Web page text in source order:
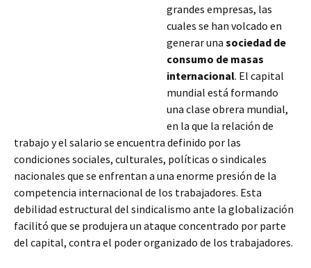
grandes empresas, las
cuales se han volcado en
generar una sociedad de
consumo de masas
internacional. El capital
mundial está formando
una clase obrera mundial,
en la que la relación de
trabajo y el salario se encuentra definido por las
condiciones sociales, culturales, políticas o sindicales
nacionales que se enfrentan a una enorme presión de la
competencia internacional de los trabajadores. Esta
debilidad estructural del sindicalismo ante la globalización
facilitó que se produjera un ataque concentrado por parte
del capital, contra el poder organizado de los trabajadores.